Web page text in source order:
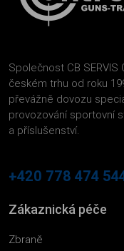
Společnost CB SERVIS
českém trhu od roku
převážně dovozu
provozování sportovní
a příslušenství.
+420 778 474
Zákaznická péče
Zbraně